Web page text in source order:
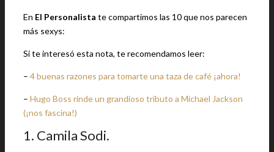
En El Personalista te compartimos las 10 que nos parecen
más sexys:
Si te interesó esta nota, te recomendamos leer:
– 4 buenas razones para tomarte una taza de café ¡ahora!
– Hugo Boss rinde un grandioso tributo a Michael Jackson
(¡nos fascina!)
1. Camila Sodi.